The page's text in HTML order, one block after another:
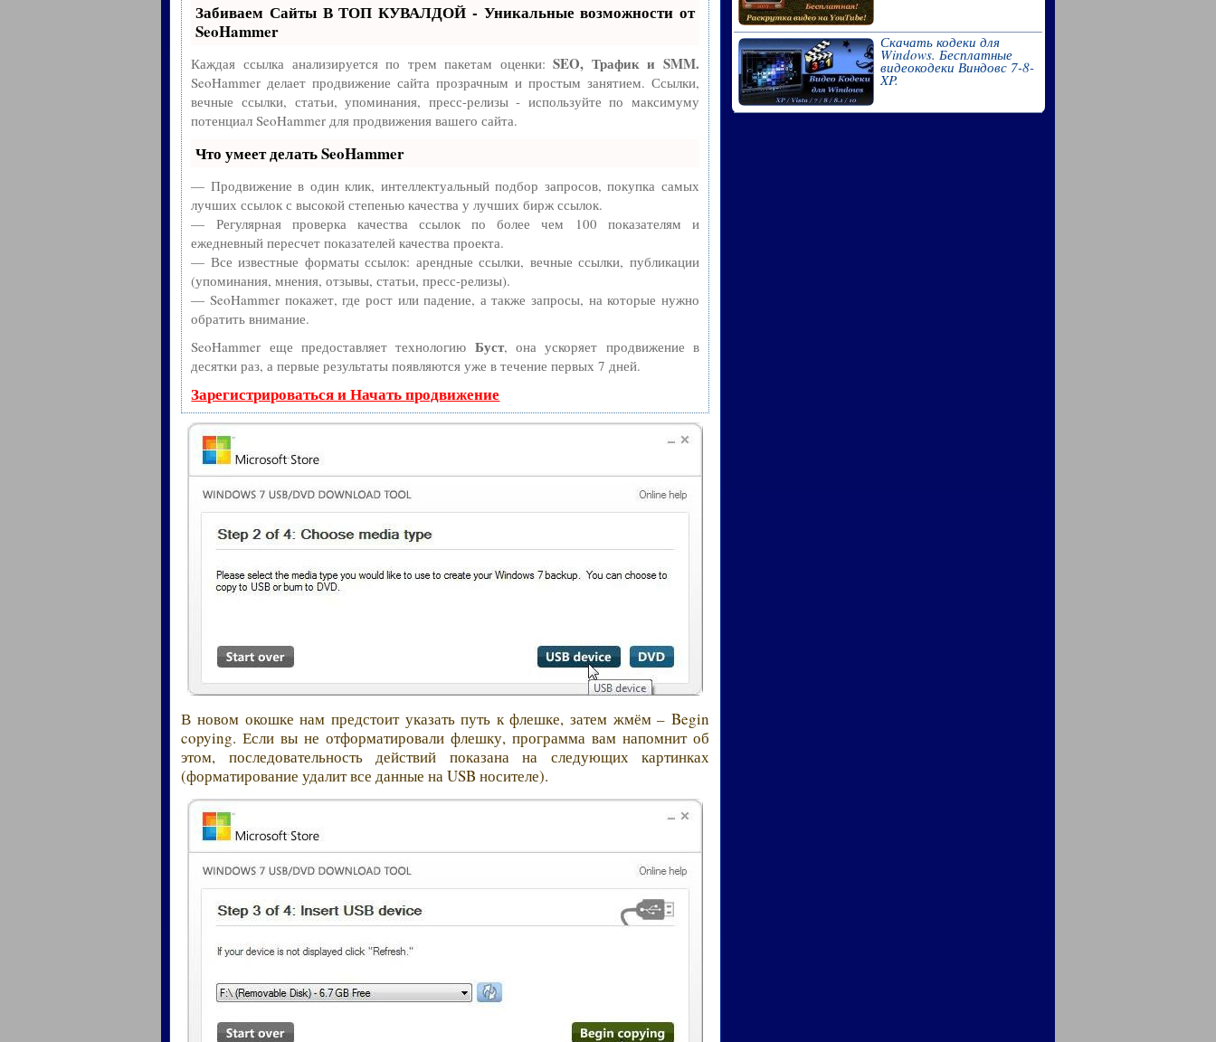
Забиваем Сайты В ТОП КУВАЛДОЙ - Уникальные возможности от
SeoHammer
Каждая ссылка анализируется по трем пакетам оценки:SEO, Трафик и SMM.
SeoHammer делает продвижение сайта прозрачным и простым занятием. Ссылки,
вечные ссылки, статьи, упоминания, пресс-релизы - используйте по максимуму
потенциал SeoHammer для продвижения вашего сайта.
Что умеет делать SeoHammer
— Продвижение в один клик, интеллектуальный подбор запросов, покупка самых
лучших ссылок с высокой степенью качества у лучших бирж ссылок.
— Регулярная проверка качества ссылок по более чем 100 показателям и
ежедневный пересчет показателей качества проекта.
— Все известные форматы ссылок: арендные ссылки, вечные ссылки, публикации
(упоминания, мнения, отзывы, статьи, пресс-релизы).
— SeoHammer покажет, где рост или падение, а также запросы, на которые нужно
обратить внимание.
SeoHammer еще предоставляет технологию Буст, она ускоряет продвижение в
десятки раз, а первые результаты появляются уже в течение первых 7 дней.
Зарегистрироваться и Начать продвижение
В новом окошке нам предстоит указать путь к флешке, затем жмём – Begin
copying. Если вы не отформатировали флешку, программа вам напомнит об
этом, последовательность действий показана на следующих картинках
(форматирование удалит все данные на USB носителе).
Скачать кодеки для
Windows. Бесплатные
видеокодеки Виндовс 7-8-
XP.